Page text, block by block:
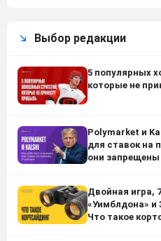
Выбор редакции
5 популярных
которые не
Polymarket и
для ставок на
они запрещены
Двойная игра,
«Уимблдона» и
Что такое